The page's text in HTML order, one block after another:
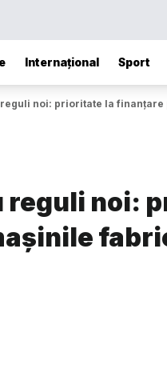
Internațional Sport
reguli noi: prioritate la
reguli noi: